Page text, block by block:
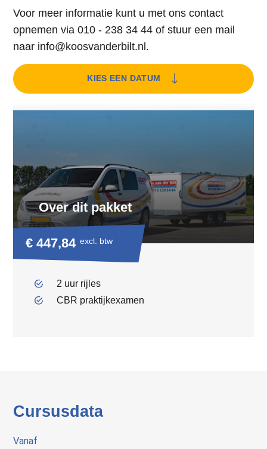
Voor meer informatie kunt u met ons contact
opnemen via 010 - 238 34 44 of stuur een mail
naar info@koosvanderbilt.nl.
KIES EEN DATUM
Over dit pakket
€ 447,84 excl. btw
2 uur rijles
CBR praktijkexamen
Cursusdata
Vanaf